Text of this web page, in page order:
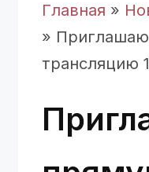
Главная »
»
трансляцию